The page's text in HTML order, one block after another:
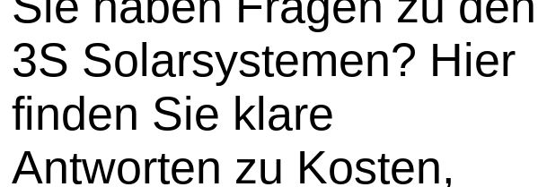
3S Solarsystemen? Hier
finden Sie klare
Antworten zu Kosten,